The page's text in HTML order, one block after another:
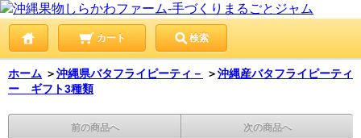
カート 検索
ホーム ＞沖縄県バタフライピーティ－ ＞沖縄産バタフライピーティ
ー ギフト3種類
前の商品へ 次の商品へ